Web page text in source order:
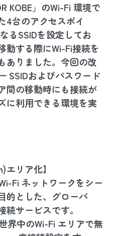
KOBE」のWi-Fi 環境で
4台のアクセスポイ
るSSIDを設定してお
動する際にWi-Fi接続を
ありました。今回の改
SSIDおよびパスワード
間の移動時にも接続が
に利⽤できる環境を実
エリア化】
Fi ネットワークをシー
的とした、グローバ
サービスです。
界中のWi-Fi エリアで無